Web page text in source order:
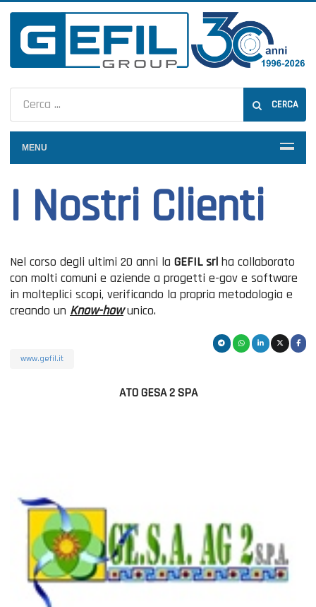
CERCA
MENU
I Nostri Clienti
Nel corso degli ultimi 20 anni la GEFIL srl ha collaborato
con molti comuni e aziende a progetti e-gov e software
in molteplici scopi, verificando la propria metodologia e
creando un Know-howunico.
www.gefil.it
ATO GESA 2 SPA